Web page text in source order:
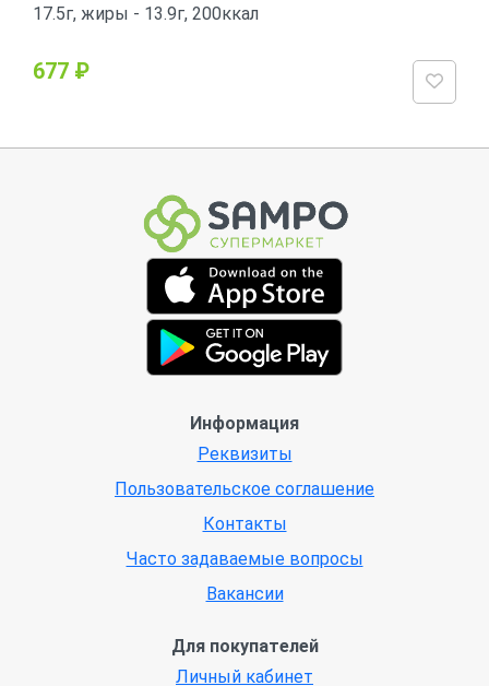
17.5г, жиры - 13.9г, 200ккал
677 ₽
Информация
Реквизиты
Пользовательское соглашение
Контакты
Часто задаваемые вопросы
Вакансии
Для покупателей
Личный кабинет